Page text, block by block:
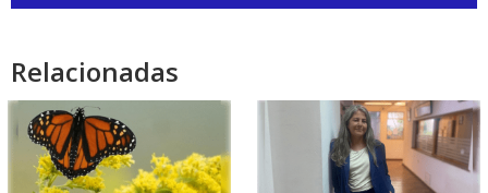
audio
Relacionadas